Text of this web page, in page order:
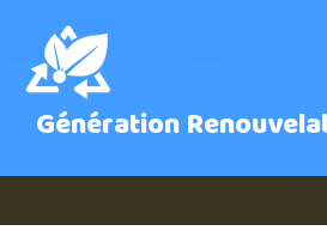
Génération